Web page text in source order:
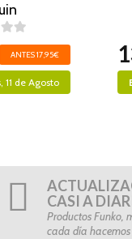
ANTES 17,95€
11 de Agosto
CASI A
Productos Funko,
cada día hacemos